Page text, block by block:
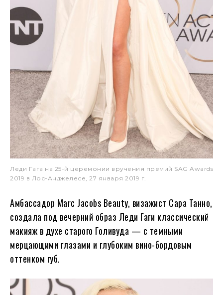
Леди Гага на 25-й церемонии вручения премий SAG Awards
2019 в Лос-Анджелесе, 27 января 2019 г.
Амбассадор Marc Jacobs Beauty, визажист Сара Танно,
создала под вечерний образ Леди Гаги классический
макияж в духе старого Голивуда — с темными
мерцающими глазами и глубоким вино-бордовым
оттенком губ.